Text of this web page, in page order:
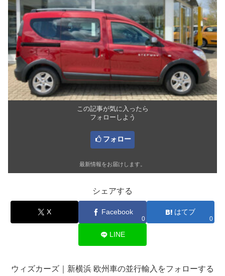
この記事が気に入ったら
フォローしよう
フォロー
最新情報をお届けします。
シェアする
X Facebook
0
はてブ
0
LINE
ウィズカーズ｜新横浜 欧州車の並行輸入をフォローする